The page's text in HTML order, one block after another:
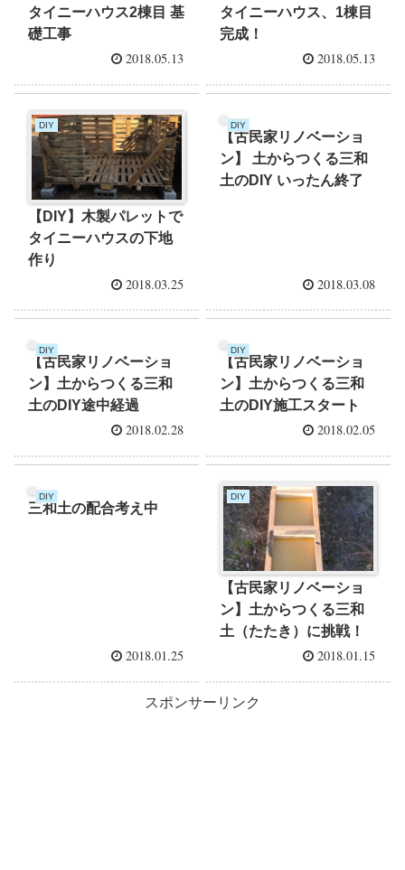
タイニーハウス2棟目 基
礎工事
2018.05.13
タイニーハウス、1棟目
完成！
2018.05.13
DIY
【DIY】木製パレットで
タイニーハウスの下地
作り
2018.03.25
DIY
【古民家リノベーショ
ン】 土からつくる三和
土のDIY いったん終了
2018.03.08
DIY
【古民家リノベーショ
ン】土からつくる三和
土のDIY途中経過
2018.02.28
DIY
【古民家リノベーショ
ン】土からつくる三和
土のDIY施工スタート
2018.02.05
DIY
三和土の配合考え中
2018.01.25
DIY
【古民家リノベーショ
ン】土からつくる三和
土（たたき）に挑戦！
2018.01.15
スポンサーリンク